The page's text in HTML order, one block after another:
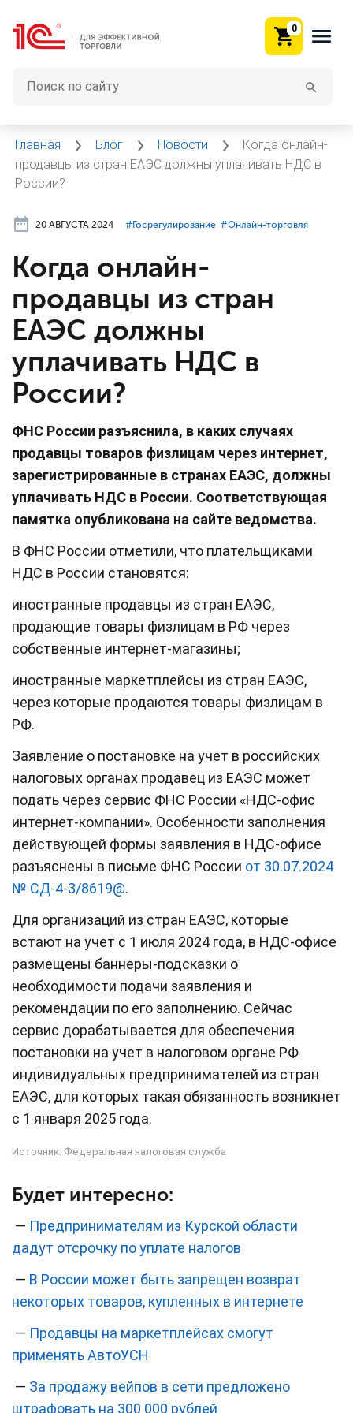
0
Главная Блог Новости
Когда онлайн-
продавцы из стран ЕАЭС должны уплачивать НДС в
России?
20 АВГУСТА 2024 #⁣Госрегулирование #⁣Онлайн-торговля
Когда онлайн-
продавцы из стран
ЕАЭС должны
уплачивать НДС в
России?
ФНС России разъяснила, в каких случаях
продавцы товаров физлицам через интернет,
зарегистрированные в странах ЕАЭС, должны
уплачивать НДС в России. Соответствующая
памятка опубликована на сайте ведомства.
В ФНС России отметили, что плательщиками
НДС в России становятся:
иностранные продавцы из стран ЕАЭС,
продающие товары физлицам в РФ через
собственные интернет-магазины;
иностранные маркетплейсы из стран ЕАЭС,
через которые продаются товары физлицам в
РФ.
Заявление о постановке на учет в российских
налоговых органах продавец из ЕАЭС может
подать через сервис ФНС России «НДС-офис
интернет-компании». Особенности заполнения
действующей формы заявления в НДС-офисе
разъяснены в письме ФНС России от 30.07.2024
№ СД-4-3/8619@.
Для организаций из стран ЕАЭС, которые
встают на учет с 1 июля 2024 года, в НДС-офисе
размещены баннеры-подсказки о
необходимости подачи заявления и
рекомендации по его заполнению. Сейчас
сервис дорабатывается для обеспечения
постановки на учет в налоговом органе РФ
индивидуальных предпринимателей из стран
ЕАЭС, для которых такая обязанность возникнет
с 1 января 2025 года.
Источник: Федеральная налоговая служба
Будет интересно:
— Предпринимателям из Курской области
дадут отсрочку по уплате налогов
— В России может быть запрещен возврат
некоторых товаров, купленных в интернете
— Продавцы на маркетплейсах смогут
применять АвтоУСН
— За продажу вейпов в сети предложено
штрафовать на 300 000 рублей